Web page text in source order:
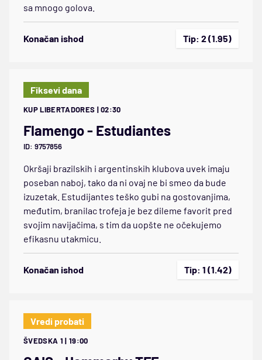
sa mnogo golova.
Konačan ishod Tip: 2 (1.95)
Fiksevi dana
KUP LIBERTADORES | 02:30
Flamengo - Estudiantes
ID: 9757856
Okršaji brazilskih i argentinskih klubova uvek imaju
poseban naboj, tako da ni ovaj ne bi smeo da bude
izuzetak. Estudijantes teško gubi na gostovanjima,
međutim, branilac trofeja je bez dileme favorit pred
svojim navijačima, s tim da uopšte ne očekujemo
efikasnu utakmicu.
Konačan ishod Tip: 1 (1.42)
Vredi probati
ŠVEDSKA 1 | 19:00